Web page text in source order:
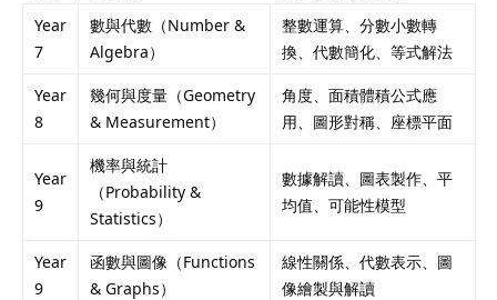
Year
7
數與代數（Number &
Algebra）
整數運算、分數小數轉
換、代數簡化、等式解法
Year
8
幾何與度量（Geometry
& Measurement）
角度、面積體積公式應
用、圖形對稱、座標平面
Year
9
機率與統計
（Probability &
Statistics）
數據解讀、圖表製作、平
均值、可能性模型
Year
9
函數與圖像（Functions
& Graphs）
線性關係、代數表示、圖
像繪製與解讀